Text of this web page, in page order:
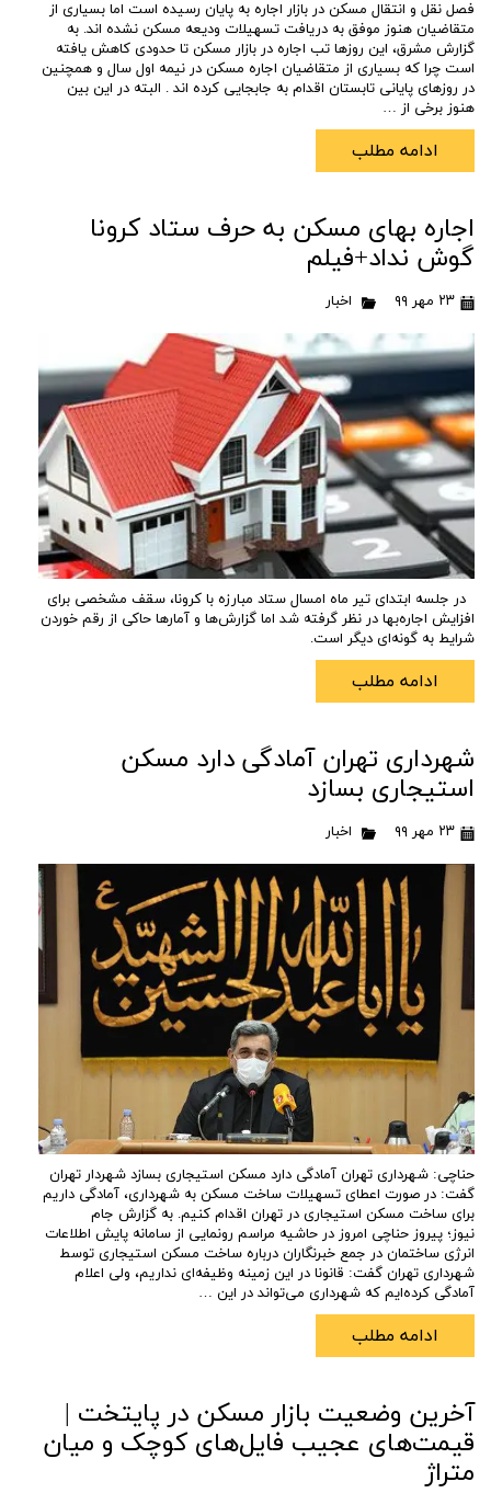
فصل نقل و انتقال مسکن در بازار اجاره به پایان رسیده است اما بسیاری از
متقاضیان هنوز موفق به دریافت تسهیلات ودیعه مسکن نشده اند. به
گزارش مشرق، این روزها تب اجاره در بازار مسکن تا حدودی کاهش یافته
است چرا که بسیاری از متقاضیان اجاره مسکن در نیمه اول سال و همچنین
در روزهای پایانی تابستان اقدام به جابجایی کرده اند . البته در این بین
هنوز برخی از …
ادامه مطلب
اجاره‌ بهای مسکن به حرف ستاد کرونا
گوش نداد+فیلم
۲۳ مهر ۹۹ اخبار
در جلسه ابتدای تیر ماه امسال ستاد مبارزه با کرونا، سقف مشخصی برای
افزایش اجاره‌بها در نظر گرفته شد اما گزارش‌ها و آمارها حاکی از رقم خوردن
شرایط به گونه‌ای دیگر است.
ادامه مطلب
شهرداری تهران آمادگی دارد مسکن
استیجاری بسازد
۲۳ مهر ۹۹ اخبار
حناچی: شهرداری تهران آمادگی دارد مسکن استیجاری بسازد شهردار تهران
گفت: در صورت اعطای تسهیلات ساخت مسکن به شهرداری، آمادگی داریم
برای ساخت مسکن استیجاری در تهران اقدام کنیم. به گزارش جام
نیوز؛ پیروز حناچی امروز در حاشیه مراسم رونمایی از سامانه پایش اطلاعات
انرژی ساختمان در جمع خبرنگاران درباره ساخت مسکن استیجاری توسط
شهرداری تهران گفت: قانونا در این زمینه وظیفه‌ای نداریم، ولی اعلام
آمادگی کرده‌ایم که شهرداری می‌تواند در این …
ادامه مطلب
آخرین وضعیت بازار مسکن در پایتخت |
قیمت‌های عجیب فایل‌های کوچک و میان
متراژ